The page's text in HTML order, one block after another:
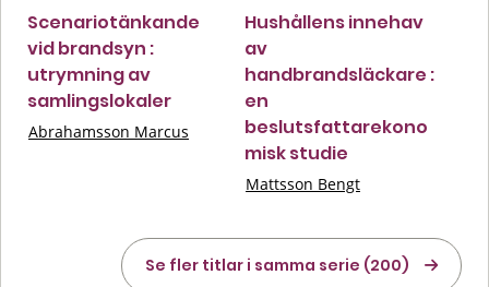
Scenariotänkande
vid brandsyn :
utrymning av
samlingslokaler
Abrahamsson Marcus
Hushållens innehav
av
handbrandsläckare :
en
beslutsfattarekono
misk studie
Mattsson Bengt
Se fler titlar i samma serie (200)